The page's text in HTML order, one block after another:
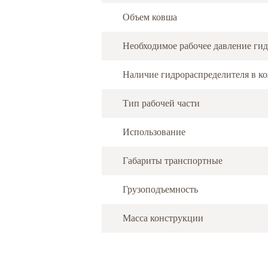
Объем ковша
Необходимое рабочее давление
Наличие гидрораспределителя в
Тип рабочей части
Использование
Габариты транспортные
Грузоподъемность
Масса конструкции